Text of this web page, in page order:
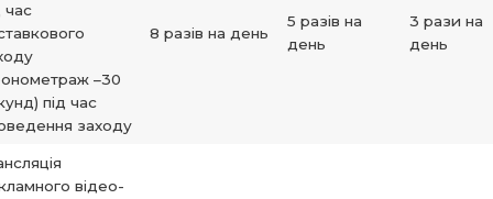
час
–30
під час
заходу
8 разів на день
5 разів на
день
3 рази на
день
відео-